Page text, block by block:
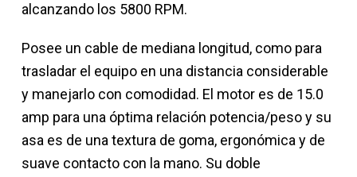
alcanzando los 5800 RPM.
Posee un cable de mediana longitud, como para
trasladar el equipo en una distancia considerable
y manejarlo con comodidad. El motor es de 15.0
amp para una óptima relación potencia/peso y su
asa es de una textura de goma, ergonómica y de
suave contacto con la mano. Su doble